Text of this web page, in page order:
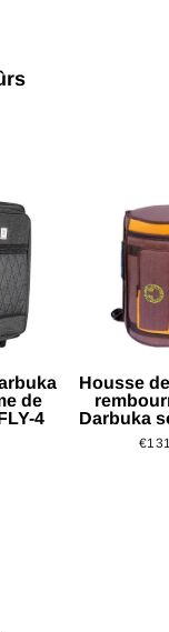
de
4
Housse
Darbuka